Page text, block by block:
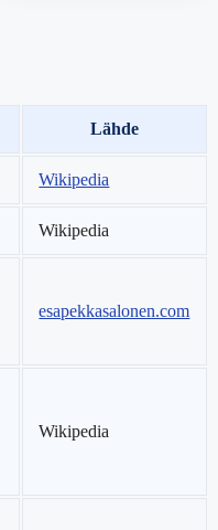
Lähde
Wikipedia
Wikipedia
esapekkasalonen.com
Wikipedia